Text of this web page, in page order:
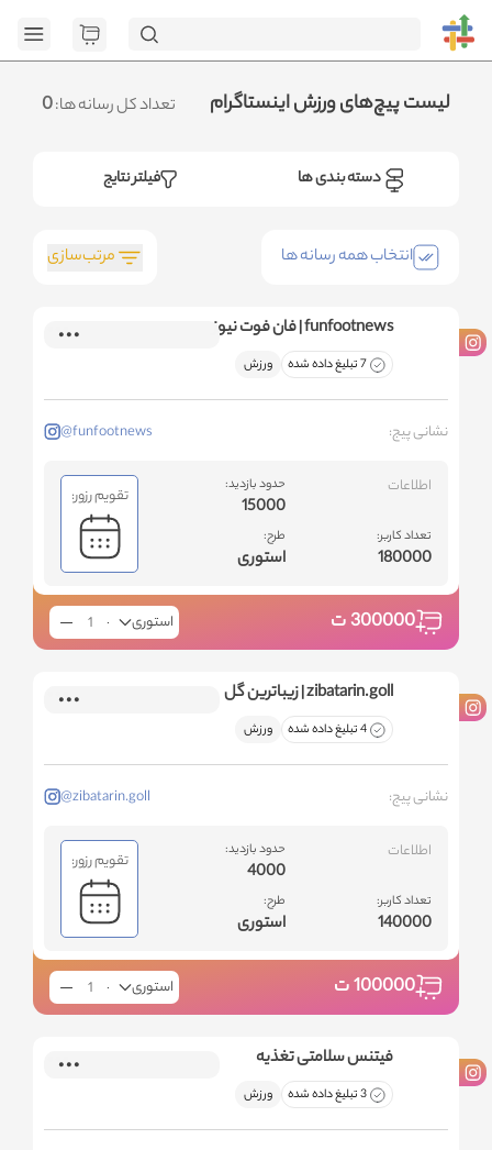
تعداد کل رسانه ها:0 لیست پیچ‌های ورزش اینستاگرام
فیلتر نتایج دسته بندی ها
مرتب‌سازی انتخاب همه رسانه ها
funfootnews | فان فوت نیوز
7 تبلیغ داده شده ورزش
نشانی پیج: @funfootnews
اطلاعات
تعداد کاربر:
180000
حدود بازدید:
15000
طرح:
استوری
تقویم رزور:
300000ت استوری
zibatarin.goll | زیباترین گل
4 تبلیغ داده شده ورزش
نشانی پیج: @zibatarin.goll
اطلاعات
تعداد کاربر:
140000
حدود بازدید:
4000
طرح:
استوری
تقویم رزور:
100000ت استوری
فیتنس سلامتی تغذیه
3 تبلیغ داده شده ورزش
[GET]
.متوجه شدم